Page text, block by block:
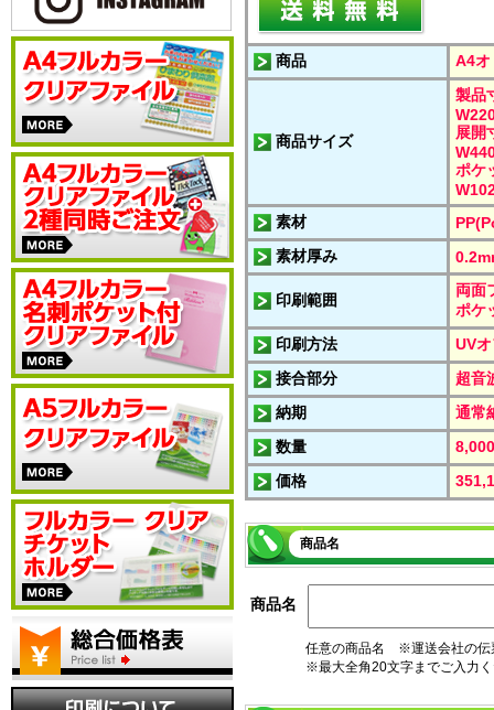
商品 A4オ
商品サイズ
製品
展開
ポケ
素材
素材厚み
印刷範囲
両面
ポケ
印刷方法
UV
接合部分
超音
納期
通常
数量
価格
商品名
商品名
任意の商品名 ※運送会社の伝
※最大全角20文字までご入力